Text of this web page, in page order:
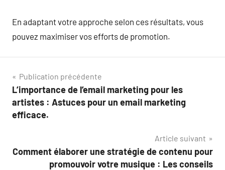
En adaptant votre approche selon ces résultats, vous
pouvez maximiser vos efforts de promotion.
Navigation
de
l’article
Publication précédente
L’importance de l’email marketing pour les
artistes : Astuces pour un email marketing
efficace.
Article suivant
Comment élaborer une stratégie de contenu pour
promouvoir votre musique : Les conseils